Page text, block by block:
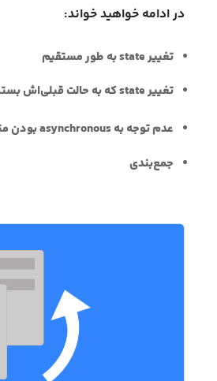
در ادامه خواهید خواند:
تغییر state به طور مستقیم
تغییر state که به حالت قبلی‌اش بستگی دارد، بدون استفاده از تابع
عدم توجه به asynchronous بودن متد
جمع‌بندی